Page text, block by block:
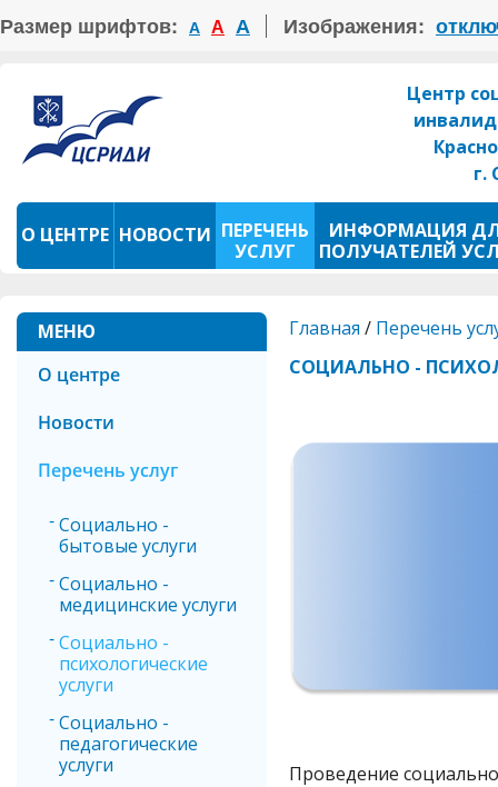
Размер шрифтов: А А А Изображения:
Центр
г.
О ЦЕНТРЕ НОВОСТИ ПЕРЕЧЕНЬ
УСЛУГ
ИНФОРМАЦИЯ
ПОЛУЧАТЕЛЕЙ
ПРОКАТ ТСР ФОТОКОНКУРС
МЕНЮ
О центре
Новости
Перечень услуг
Социально -
бытовые услуги
Социально -
медицинские услуги
Социально -
психологические
услуги
Социально -
педагогические
услуги
Главная / Перечень
СОЦИАЛЬНО -
Проведение